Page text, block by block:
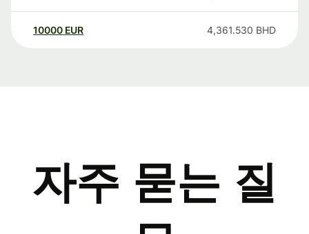
10000 EUR 4,361.530 BHD
자주 묻는 질